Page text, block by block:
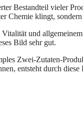
Bestandteil vieler
Chemie klingt,
und
Bild sehr gut.
Zwei-Zutaten-
entsteht durch